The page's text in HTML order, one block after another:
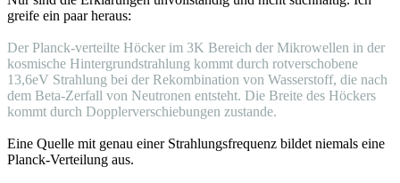
greife ein paar heraus:
Der Planck-verteilte Höcker im 3K Bereich der Mikrowellen in der
kosmische Hintergrundstrahlung kommt durch rotverschobene
13,6eV Strahlung bei der Rekombination von Wasserstoff, die nach
dem Beta-Zerfall von Neutronen entsteht. Die Breite des Höckers
kommt durch Dopplerverschiebungen zustande.
Eine Quelle mit genau einer Strahlungsfrequenz bildet niemals eine
Planck-Verteilung aus.